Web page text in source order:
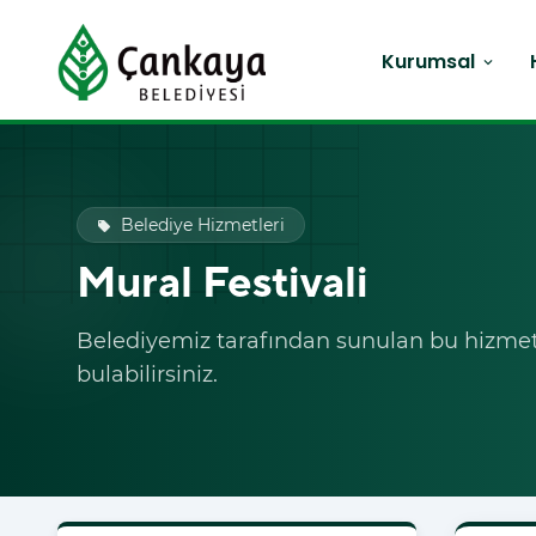
Kurumsal expand_more
local_offer Belediye Hizmetleri
Mural Festivali
Belediyemiz tarafından sunulan bu
bulabilirsiniz.